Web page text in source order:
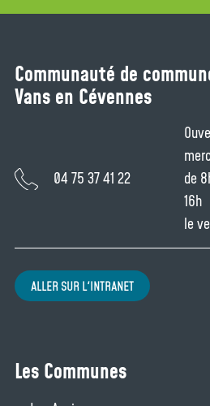
Communauté de
Vans en Cévennes
04 75 37 41 22
de
16h
le
ALLER SUR L'INTRANET
Les Communes